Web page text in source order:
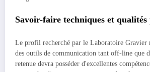
Savoir-faire techniques et qualités
Le profil recherché par le Laboratoire Gravier
des outils de communication tant off-line que
retenue devra posséder d'excellentes